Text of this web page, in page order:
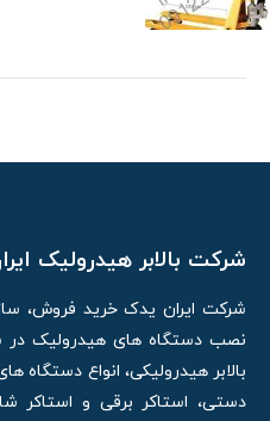
شرکت بالابر هیدرولیک
شرکت ایران یدک خرید فروش،
نصب دستگاه های هیدرولیک
بالابر هیدرولیکی، انواع دستگاه
دستی، استاکر برقی و استاکر